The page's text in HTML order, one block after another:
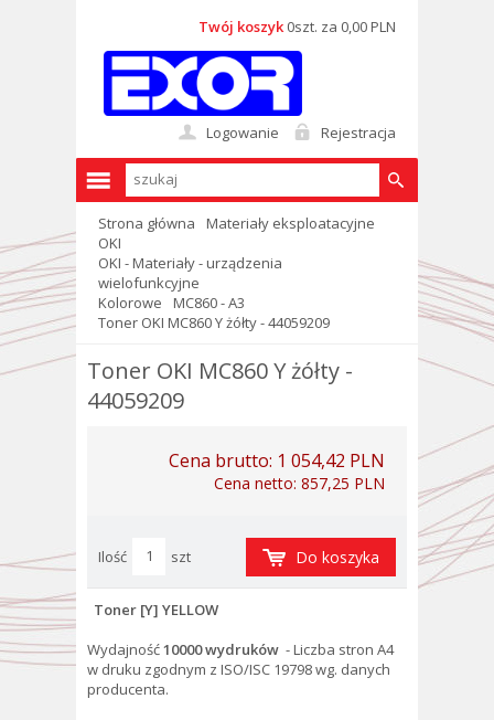
Logowanie Rejestracja
Twój koszyk 0szt. za 0,00 PLN
Strona główna
Materiały eksploatacyjne
OKI
OKI - Materiały - urządzenia
wielofunkcyjne
Kolorowe
MC860 - A3
Toner OKI MC860 Y żółty - 44059209
Toner OKI MC860 Y żółty -
44059209
Cena brutto: 1 054,42 PLN
Cena netto: 857,25 PLN
Ilość szt Do koszyka
Toner [Y] YELLOW
Wydajność10000 wydruków - Liczba stron A4
w druku zgodnym z ISO/ISC 19798 wg. danych
producenta.